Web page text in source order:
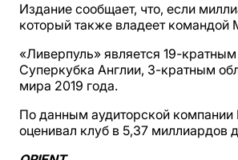
Издание сообщает, что, если
который также владеет командой
«Ливерпуль» является 19-
Суперкубка Англии, 3-кратным
мира 2019 года.
По данным аудиторской
оценивал клуб в 5,37 миллиардов